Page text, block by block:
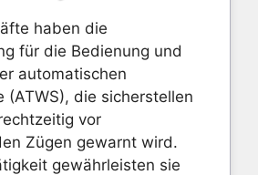
haben die
für die Bedienung und
automatischen
(ATWS), die sicherstellen
vor
Zügen gewarnt wird.
gewährleisten sie